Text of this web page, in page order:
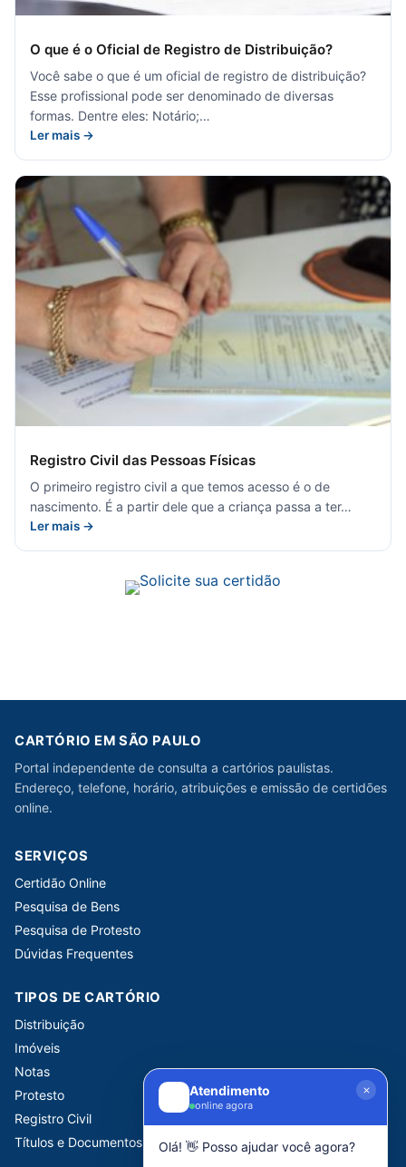
O que é o Oficial de Registro de Distribuição?
Você sabe o que é um oficial de registro de distribuição?
Esse profissional pode ser denominado de diversas
formas. Dentre eles: Notário;…
Ler mais →
Registro Civil das Pessoas Físicas
O primeiro registro civil a que temos acesso é o de
nascimento. É a partir dele que a criança passa a ter…
Ler mais →
CARTÓRIO EM SÃO PAULO
Portal independente de consulta a cartórios paulistas.
Endereço, telefone, horário, atribuições e emissão de certidões
online.
SERVIÇOS
Certidão Online
Pesquisa de Bens
Pesquisa de Protesto
Dúvidas Frequentes
TIPOS DE CARTÓRIO
Distribuição
Imóveis
Notas
Protesto
Registro Civil
Títulos e Documentos
Atendimento
online agora
Olá! 👋 Posso ajudar você agora?